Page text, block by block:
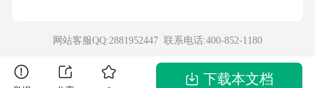
17.如图，点A,B在反比例函数y=](k〉0,久〉0)的
网站客服QQ:2881952447 联系电话:400-852-1180
下载本文档